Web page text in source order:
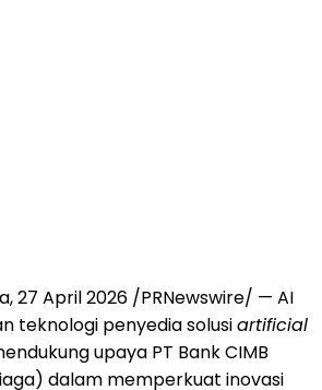
27 April 2026 /PRNewswire/ — AI
teknologi penyedia solusiartificial
upaya PT Bank CIMB
dalam memperkuat inovasi